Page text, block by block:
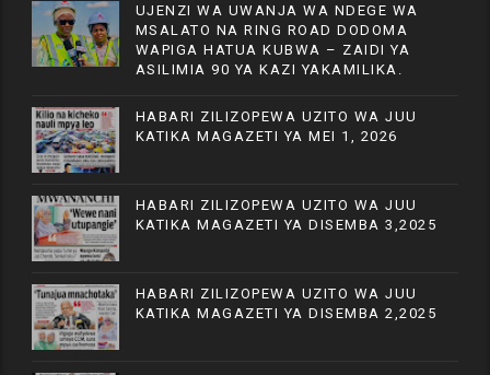
UJENZI WA UWANJA WA NDEGE WA
MSALATO NA RING ROAD DODOMA
WAPIGA HATUA KUBWA – ZAIDI YA
ASILIMIA 90 YA KAZI YAKAMILIKA.
HABARI ZILIZOPEWA UZITO WA JUU
KATIKA MAGAZETI YA MEI 1, 2026
HABARI ZILIZOPEWA UZITO WA JUU
KATIKA MAGAZETI YA DISEMBA 3,2025
HABARI ZILIZOPEWA UZITO WA JUU
KATIKA MAGAZETI YA DISEMBA 2,2025